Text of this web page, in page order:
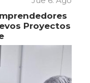
Proyectos